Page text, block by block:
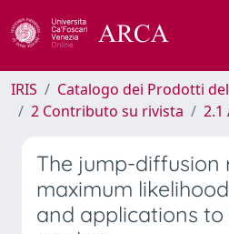
IRIS
Catalogo dei Prodotti
2 Contributo su rivista
2.1
The jump-diffusion
maximum
and applications to